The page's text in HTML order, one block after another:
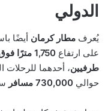
الدولي
يُعرف مطار كرمان أيضًا
على ارتفاع 1,750 مترًا فوق مستوى سطح البحر
طرفيين، أحدهما للرحلات
حوالي 730,000 مسافر